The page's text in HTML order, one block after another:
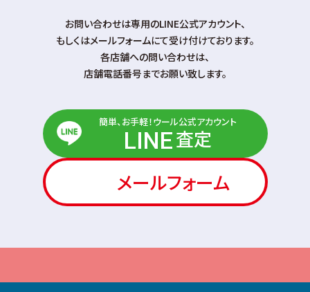
お問い合わせは専⽤のLINE公式アカウント、
もしくはメールフォームにて受け付けております。
各店舗への問い合わせは、
店舗電話番号までお願い致します。
簡単、お手軽！ウール公式アカウント
LINE査定
メールフォーム